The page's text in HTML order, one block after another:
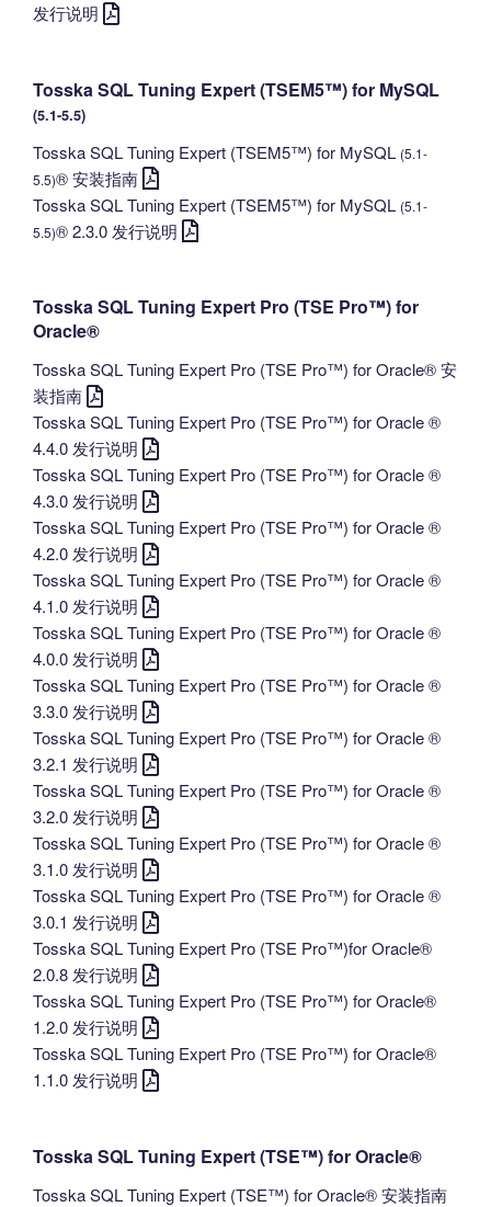
发行说明
Tosska SQL Tuning Expert (TSEM5™) for MySQL
(5.1-5.5)
Tosska SQL Tuning Expert (TSEM5™) for MySQL (5.1-
5.5)® 安装指南
Tosska SQL Tuning Expert (TSEM5™) for MySQL (5.1-
5.5)® 2.3.0 发行说明
Tosska SQL Tuning Expert Pro (TSE Pro™) for
Oracle®
Tosska SQL Tuning Expert Pro (TSE Pro™) for Oracle® 安
装指南
Tosska SQL Tuning Expert Pro (TSE Pro™) for Oracle ®
4.4.0 发行说明
Tosska SQL Tuning Expert Pro (TSE Pro™) for Oracle ®
4.3.0 发行说明
Tosska SQL Tuning Expert Pro (TSE Pro™) for Oracle ®
4.2.0 发行说明
Tosska SQL Tuning Expert Pro (TSE Pro™) for Oracle ®
4.1.0 发行说明
Tosska SQL Tuning Expert Pro (TSE Pro™) for Oracle ®
4.0.0 发行说明
Tosska SQL Tuning Expert Pro (TSE Pro™) for Oracle ®
3.3.0 发行说明
Tosska SQL Tuning Expert Pro (TSE Pro™) for Oracle ®
3.2.1 发行说明
Tosska SQL Tuning Expert Pro (TSE Pro™) for Oracle ®
3.2.0 发行说明
Tosska SQL Tuning Expert Pro (TSE Pro™) for Oracle ®
3.1.0 发行说明
Tosska SQL Tuning Expert Pro (TSE Pro™) for Oracle ®
3.0.1 发行说明
Tosska SQL Tuning Expert Pro (TSE Pro™)for Oracle®
2.0.8 发行说明
Tosska SQL Tuning Expert Pro (TSE Pro™) for Oracle®
1.2.0 发行说明
Tosska SQL Tuning Expert Pro (TSE Pro™) for Oracle®
1.1.0 发行说明
Tosska SQL Tuning Expert (TSE™) for Oracle®
Tosska SQL Tuning Expert (TSE™) for Oracle® 安装指南